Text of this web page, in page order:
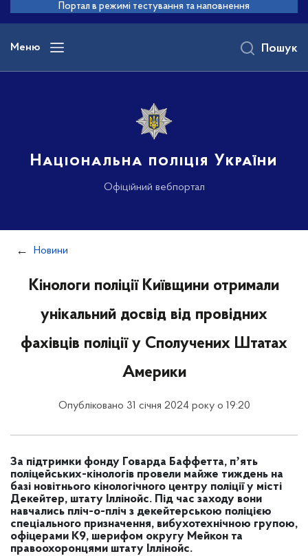
основного
вмісту
Портал в режимі тестування та наповнення
Меню
Національна поліція України
Офіційний вебпортал
Пошук
Новини
Кінологи поліції Київщини отримали
унікальний досвід від провідних
фахівців поліції у Сполучених Штатах
Америки
Опубліковано 31 січня 2024 року о 19:20
За підтримки фонду Говарда Баффетта, пʼять
поліцейських-кінологів провели майже тиждень на
базі новітнього кінологічного центру поліції у місті
Декейтер, штату Іллінойс. Під час заходу вони
навчались пліч-о-пліч з декейтерською поліцією
спеціального призначення, вибухотехнічною групою,
офіцерами К9, шерифом округу Мейкон та
правоохоронцями штату Іллінойс.